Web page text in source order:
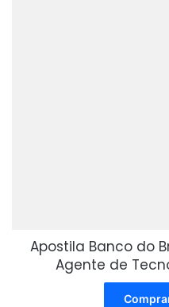
Apostila Banco do
Agente de